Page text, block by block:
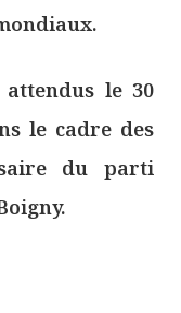
le 30
le cadre des
du parti